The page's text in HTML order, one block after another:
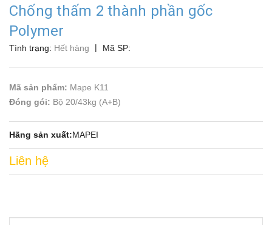
Chống thấm 2 thành phần gốc
Polymer
Tình trạng: Hết hàng | Mã SP:
Mã sản phẩm: Mape K11
Đóng gói: Bộ 20/43kg (A+B)
Hãng sản xuất:MAPEI
Liên hệ